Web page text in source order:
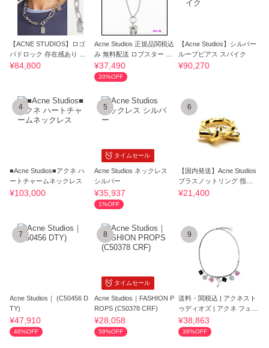
【ACNE STUDIOS】ロゴ
パドロック 存在感あり チ
ェーンネックレス
¥84,800
Acne Studios 正規品関税込
み 無料配送 ロブスター ネ
ックレス
¥37,490
20%OFF
【Acne Studios】シルバー
ループピアス スパイク
¥90,270
4
■Acne Studios■アクネ ハ
ートチャームネックレス
¥103,000
タイムセール
5
Acne Studios ネックレス
シルバー
¥35,937
1%OFF
6
【国内発送】Acne Studios
ブラスノットリング 指輪c
50267-29010
¥21,400
7
Acne Studios｜ (C50456 D
TY)
¥47,910
46%OFF
タイムセール
8
Acne Studios｜FASHION P
ROPS (C50378 CRF)
¥28,058
59%OFF
9
送料・関税込 | アクネスト
ゥディオズ | アクネ フェイ
ス ロゴ
¥38,863
38%OFF